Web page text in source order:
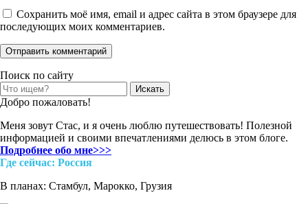
Сохранить моё имя, email и адрес сайта в этом браузере для
последующих моих комментариев.
Поиск по сайту
Search
for:
Добро пожаловать!
Меня зовут Стас, и я очень люблю путешествовать! Полезной
информацией и своими впечатлениями делюсь в этом блоге.
Подробнее обо мне>>>
Где cейчас: Россия
В планах: Стамбул, Марокко, Грузия